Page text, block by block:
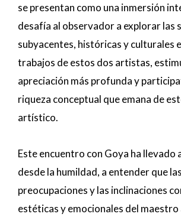
se presentan como una inmersión
desafía al observador a explorar las
subyacentes, históricas y culturales
trabajos de estos dos artistas,
apreciación más profunda y
riqueza conceptual que emana de
artístico.
Este encuentro con Goya ha llevado
desde la humildad, a entender que las
preocupaciones y las inclinaciones
estéticas y emocionales del maestro